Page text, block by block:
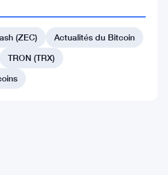
(ZEC)
Actualités du Bitcoin
TRON (TRX)